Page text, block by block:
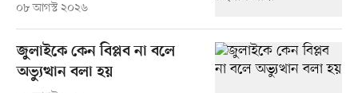
০৮ আগস্ট ২০২৬
জুলাইকে কেন বিপ্লব না বলে
অভ্যুত্থান বলা হয়